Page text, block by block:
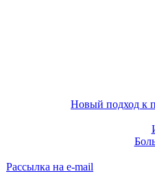
Новый подход к
Рассылка на e-mail